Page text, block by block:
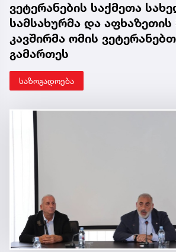
ვეტერანების საქმეთა
სამსახურმა და
კავშირმა ომის
გამართეს
საზოგადოება